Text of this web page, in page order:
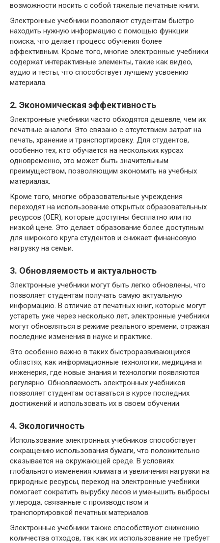
возможности носить с собой тяжелые печатные книги.
Электронные учебники позволяют студентам быстро
находить нужную информацию с помощью функции
поиска, что делает процесс обучения более
эффективным. Кроме того, многие электронные учебники
содержат интерактивные элементы, такие как видео,
аудио и тесты, что способствует лучшему усвоению
материала.
2. Экономическая эффективность
Электронные учебники часто обходятся дешевле, чем их
печатные аналоги. Это связано с отсутствием затрат на
печать, хранение и транспортировку. Для студентов,
особенно тех, кто обучается на нескольких курсах
одновременно, это может быть значительным
преимуществом, позволяющим экономить на учебных
материалах.
Кроме того, многие образовательные учреждения
переходят на использование открытых образовательных
ресурсов (OER), которые доступны бесплатно или по
низкой цене. Это делает образование более доступным
для широкого круга студентов и снижает финансовую
нагрузку на семьи.
3. Обновляемость и актуальность
Электронные учебники могут быть легко обновлены, что
позволяет студентам получать самую актуальную
информацию. В отличие от печатных книг, которые могут
устареть уже через несколько лет, электронные учебники
могут обновляться в режиме реального времени, отражая
последние изменения в науке и практике.
Это особенно важно в таких быстроразвивающихся
областях, как информационные технологии, медицина и
инженерия, где новые знания и технологии появляются
регулярно. Обновляемость электронных учебников
позволяет студентам оставаться в курсе последних
достижений и использовать их в своем обучении.
4. Экологичность
Использование электронных учебников способствует
сокращению использования бумаги, что положительно
сказывается на окружающей среде. В условиях
глобального изменения климата и увеличения нагрузки на
природные ресурсы, переход на электронные учебники
помогает сократить вырубку лесов и уменьшить выбросы
углерода, связанные с производством и
транспортировкой печатных материалов.
Электронные учебники также способствуют снижению
количества отходов, так как их использование не требует